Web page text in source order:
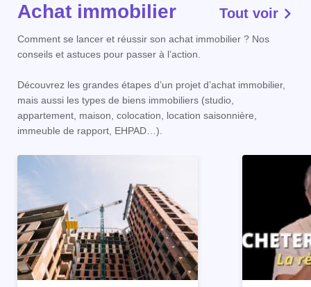
Achat immobilier Tout voir
Comment se lancer et réussir son achat immobilier ? Nos
conseils et astuces pour passer à l’action.
Découvrez les grandes étapes d’un projet d’achat immobilier,
mais aussi les types de biens immobiliers (studio,
appartement, maison, colocation, location saisonnière,
immeuble de rapport, EHPAD…).